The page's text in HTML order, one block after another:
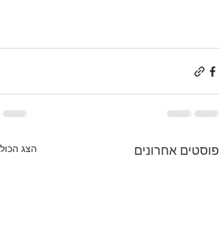
פוסטים אחרונים הצג הכול